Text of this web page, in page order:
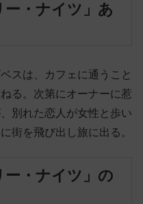
ー・ナイツ」あ
スは、カフェに通うこと
る。次第にオーナーに惹
別れた恋人が女性と歩い
街を飛び出し旅に出る。
ー・ナイツ」の